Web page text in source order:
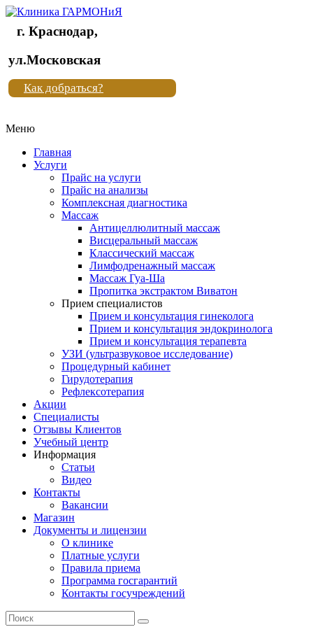
Клиника
"Новая
жизнь"
Клиника
жизнь"
г. Краснодар,
ул.Московская
Как добраться?
Меню
Главная
Услуги
Прайс на услуги
Прайс на анализы
Комплексная диагностика
Массаж
Антицеллюлитный массаж
Висцеральный массаж
Классический массаж
Лимфодренажный массаж
Массаж Гуа-Ша
Пропитка экстрактом Виватон
Прием специалистов
Прием и консультация гинеколога
Прием и консультация эндокринолога
Прием и консультация терапевта
УЗИ (ультразвуковое исследование)
Процедурный кабинет
Гирудотерапия
Рефлексотерапия
Акции
Специалисты
Отзывы Клиентов
Учебный центр
Информация
Статьи
Видео
Контакты
Вакансии
Магазин
Документы и лицензии
О клинике
Платные услуги
Правила приема
Программа госгарантий
Контакты госучреждений